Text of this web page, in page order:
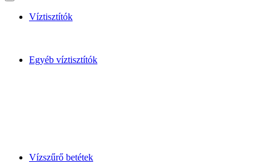
Víztisztítók
Egyéb víztisztítók
Vízszűrő betétek